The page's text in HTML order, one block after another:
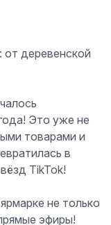
от деревенской
Это уже не
товарами и
в
TikTok!
не только
эфиры!